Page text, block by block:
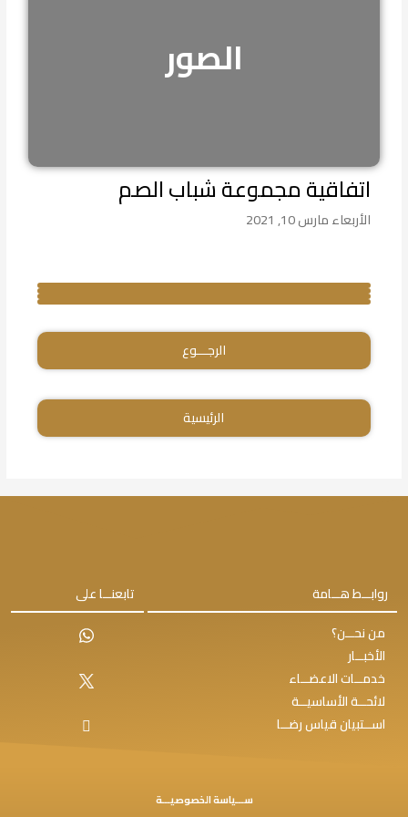
الصور
اتفاقية مجموعة شباب الصم
الأربعاء مارس 10, 2021
الرجـــوع
الرئيسية
روابـــط هـــامة
تابعنـــا على
من نحـــن؟
الأخبـــار
خدمـــات الاعضـــاء
لائحـــة الأساسيـــة
اســـتبيان قياس رضـــا
ســـياسة الخصوصيـــة